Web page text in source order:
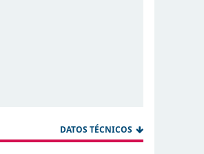
DATOS TÉCNICOS